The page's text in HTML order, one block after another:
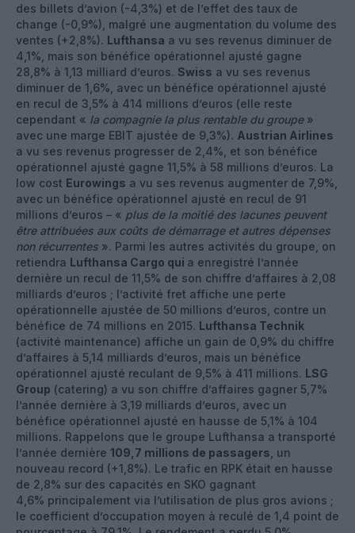
des billets d’avion (-4,3%) et de l’effet des taux de
change (-0,9%), malgré une augmentation du volume des
ventes (+2,8%). Lufthansa a vu ses revenus diminuer de
4,1%, mais son bénéfice opérationnel ajusté gagne
28,8% à 1,13 milliard d’euros. Swiss a vu ses revenus
diminuer de 1,6%, avec un bénéfice opérationnel ajusté
en recul de 3,5% à 414 millions d’euros (elle reste
cependant « la compagnie la plus rentable du groupe»
avec une marge EBIT ajustée de 9,3%). Austrian Airlines
a vu ses revenus progresser de 2,4%, et son bénéfice
opérationnel ajusté gagne 11,5% à 58 millions d’euros. La
low cost Eurowings a vu ses revenus augmenter de 7,9%,
avec un bénéfice opérationnel ajusté en recul de 91
millions d’euros – « plus de la moitié des lacunes peuvent
être attribuées aux coûts de démarrage et autres dépenses
non récurrentes ». Parmi les autres activités du groupe, on
retiendra Lufthansa Cargo qui a enregistré l’année
dernière un recul de 11,5% de son chiffre d’affaires à 2,08
milliards d’euros ; l’activité fret affiche une perte
opérationnelle ajustée de 50 millions d’euros, contre un
bénéfice de 74 millions en 2015. Lufthansa Technik
(activité maintenance) affiche un gain de 0,9% du chiffre
d’affaires à 5,14 milliards d’euros, mais un bénéfice
opérationnel ajusté reculant de 9,5% à 411 millions. LSG
Group (catering) a vu son chiffre d’affaires gagner 5,7%
l’année dernière à 3,19 milliards d’euros, avec un
bénéfice opérationnel ajusté en hausse de 5,1% à 104
millions. Rappelons que le groupe Lufthansa a transporté
l’année dernière 109,7 millions de passagers , un
nouveau record (+1,8%). Le trafic en RPK était en hausse
de 2,8% sur des capacités en SKO gagnant
4,6% principalement via l’utilisation de plus gros avions ;
le coefficient d’occupation moyen à reculé de 1,4 point de